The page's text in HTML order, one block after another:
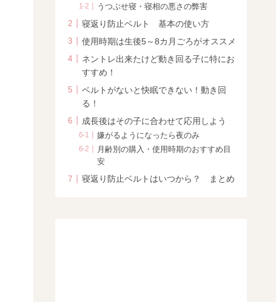
うつぶせ寝・寝相の悪さの弊害
寝返り防止ベルト 基本の使い方
使用時期は生後5～8カ月ごろがオススメ
ネントレ出来たけど動き回る子に特にお
すすめ！
ベルトがないと快眠できない！動き回
る！
成長後はその子に合わせて応用しよう
嫌がるようになったら夜のみ
月齢別の購入・使用時期のおすすめ目
安
寝返り防止ベルトはいつから？ まとめ